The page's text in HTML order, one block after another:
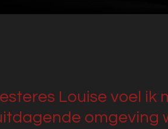
Louise voel ik
omgeving